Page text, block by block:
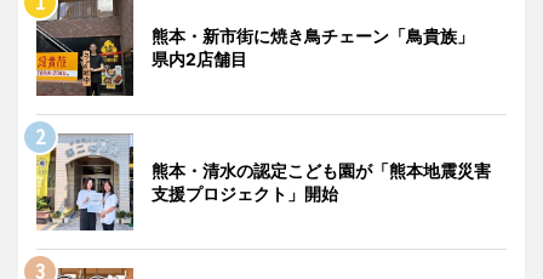
熊本・新市街に焼き鳥チェーン「鳥貴族」
県内2店舗目
熊本・清水の認定こども園が「熊本地震災害
支援プロジェクト」開始